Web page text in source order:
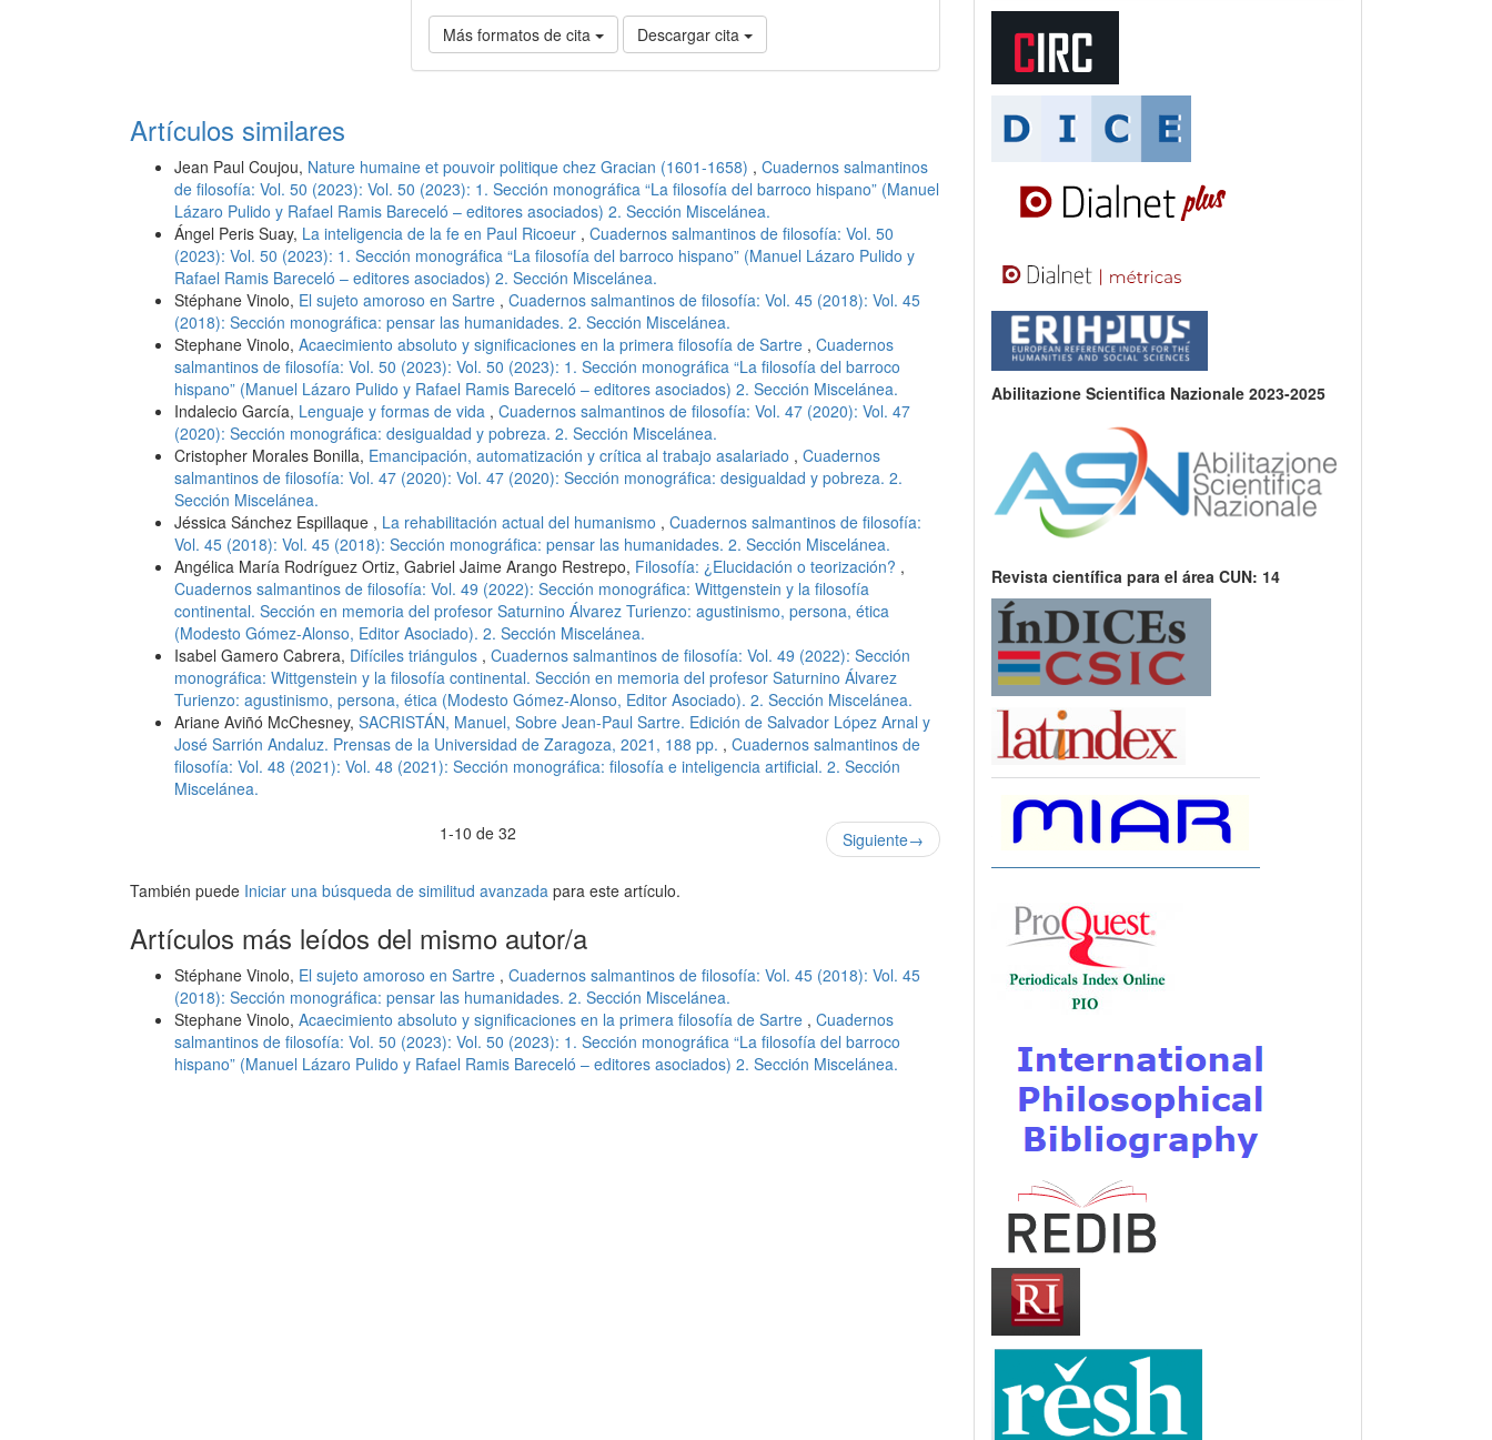
Más formatos de cita Descargar cita
Artículos similares
Jean Paul Coujou, Nature humaine et pouvoir politique chez Gracian (1601-1658) , Cuadernos salmantinos
de filosofía: Vol. 50 (2023): Vol. 50 (2023): 1. Sección monográfica “La filosofía del barroco hispano” (Manuel
Lázaro Pulido y Rafael Ramis Bareceló – editores asociados) 2. Sección Miscelánea.
Ángel Peris Suay, La inteligencia de la fe en Paul Ricoeur , Cuadernos salmantinos de filosofía: Vol. 50
(2023): Vol. 50 (2023): 1. Sección monográfica “La filosofía del barroco hispano” (Manuel Lázaro Pulido y
Rafael Ramis Bareceló – editores asociados) 2. Sección Miscelánea.
Stéphane Vinolo, El sujeto amoroso en Sartre , Cuadernos salmantinos de filosofía: Vol. 45 (2018): Vol. 45
(2018): Sección monográfica: pensar las humanidades. 2. Sección Miscelánea.
Stephane Vinolo, Acaecimiento absoluto y significaciones en la primera filosofía de Sartre , Cuadernos
salmantinos de filosofía: Vol. 50 (2023): Vol. 50 (2023): 1. Sección monográfica “La filosofía del barroco
hispano” (Manuel Lázaro Pulido y Rafael Ramis Bareceló – editores asociados) 2. Sección Miscelánea.
Indalecio García, Lenguaje y formas de vida , Cuadernos salmantinos de filosofía: Vol. 47 (2020): Vol. 47
(2020): Sección monográfica: desigualdad y pobreza. 2. Sección Miscelánea.
Cristopher Morales Bonilla, Emancipación, automatización y crítica al trabajo asalariado , Cuadernos
salmantinos de filosofía: Vol. 47 (2020): Vol. 47 (2020): Sección monográfica: desigualdad y pobreza. 2.
Sección Miscelánea.
Jéssica Sánchez Espillaque , La rehabilitación actual del humanismo , Cuadernos salmantinos de filosofía:
Vol. 45 (2018): Vol. 45 (2018): Sección monográfica: pensar las humanidades. 2. Sección Miscelánea.
Angélica María Rodríguez Ortiz, Gabriel Jaime Arango Restrepo, Filosofía: ¿Elucidación o teorización? ,
Cuadernos salmantinos de filosofía: Vol. 49 (2022): Sección monográfica: Wittgenstein y la filosofía
continental. Sección en memoria del profesor Saturnino Álvarez Turienzo: agustinismo, persona, ética
(Modesto Gómez-Alonso, Editor Asociado). 2. Sección Miscelánea.
Isabel Gamero Cabrera, Difíciles triángulos , Cuadernos salmantinos de filosofía: Vol. 49 (2022): Sección
monográfica: Wittgenstein y la filosofía continental. Sección en memoria del profesor Saturnino Álvarez
Turienzo: agustinismo, persona, ética (Modesto Gómez-Alonso, Editor Asociado). 2. Sección Miscelánea.
Ariane Aviñó McChesney, SACRISTÁN, Manuel, Sobre Jean-Paul Sartre. Edición de Salvador López Arnal y
José Sarrión Andaluz. Prensas de la Universidad de Zaragoza, 2021, 188 pp. , Cuadernos salmantinos de
filosofía: Vol. 48 (2021): Vol. 48 (2021): Sección monográfica: filosofía e inteligencia artificial. 2. Sección
Miscelánea.
1-10 de 32
Siguiente→
También puede Iniciar una búsqueda de similitud avanzada para este artículo.
Artículos más leídos del mismo autor/a
Stéphane Vinolo, El sujeto amoroso en Sartre , Cuadernos salmantinos de filosofía: Vol. 45 (2018): Vol. 45
(2018): Sección monográfica: pensar las humanidades. 2. Sección Miscelánea.
Stephane Vinolo, Acaecimiento absoluto y significaciones en la primera filosofía de Sartre , Cuadernos
salmantinos de filosofía: Vol. 50 (2023): Vol. 50 (2023): 1. Sección monográfica “La filosofía del barroco
hispano” (Manuel Lázaro Pulido y Rafael Ramis Bareceló – editores asociados) 2. Sección Miscelánea.
Abilitazione Scientifica Nazionale 2023-2025
Revista científica para el área CUN: 14